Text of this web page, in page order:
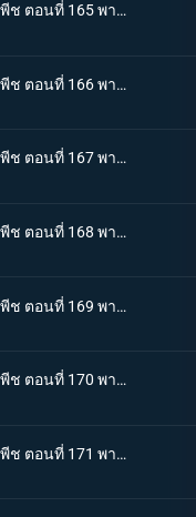
One piece วันพีช ตอนที่ 165 พากย์ไทย ขุมทองแห่งท้องฟ้าจายา! มุ่งหน้าสู่ตำหนักแห่งเทพ
One piece วันพีช ตอนที่ 166 พากย์ไทย งานเลี้ยงค่ำคืนก่อนขุมทอง ความคิดคำนึงถึงวาส
One piece วันพีช ตอนที่ 167 พากย์ไทย ก็อดเอเนล "เผยโฉม" บทเพลงสู่ผู้รอดชีวิต
One piece วันพีช ตอนที่ 168 พากย์ไทย งูยักษ์แยกเขี้ยว! เซอร์ไววัลเกมเริ่มขึ้นแล้ว
One piece วันพีช ตอนที่ 169 พากย์ไทย รีเจ็คท์ทุ่มสุดตัว! การเตรียมใจของอสูรสงครามไวเปอร์
One piece วันพีช ตอนที่ 170 พากย์ไทย ศึกกลางเวหา! โจรสลัดโซโล ปะทะ นักรบบราฮัม
One piece วันพีช ตอนที่ 171 พากย์ไทย เบิร์นบาซูก้าร่ำร้อง!! ลูฟี่ ปะทะ อสูรไวเปอร์